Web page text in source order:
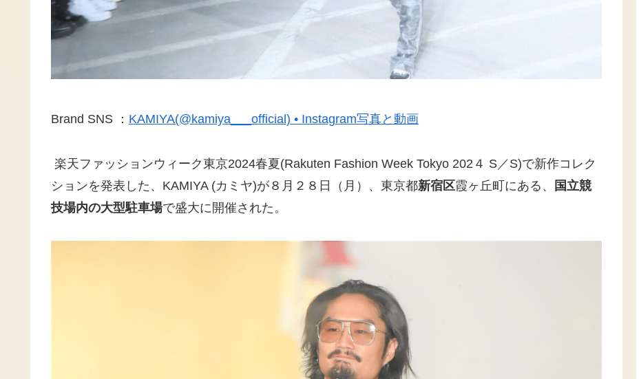
Brand SNS ： KAMIYA(@kamiya___official) • Instagram写真と動画
楽天ファッションウィーク東京2024春夏(Rakuten Fashion Week Tokyo 202４ S／S)で新作コレク
ションを発表した、KAMIYA (カミヤ)が８月２８日（月）、東京都新宿区霞ヶ丘町にある、
国立競
技場内の大型駐車場で盛大に開催された。